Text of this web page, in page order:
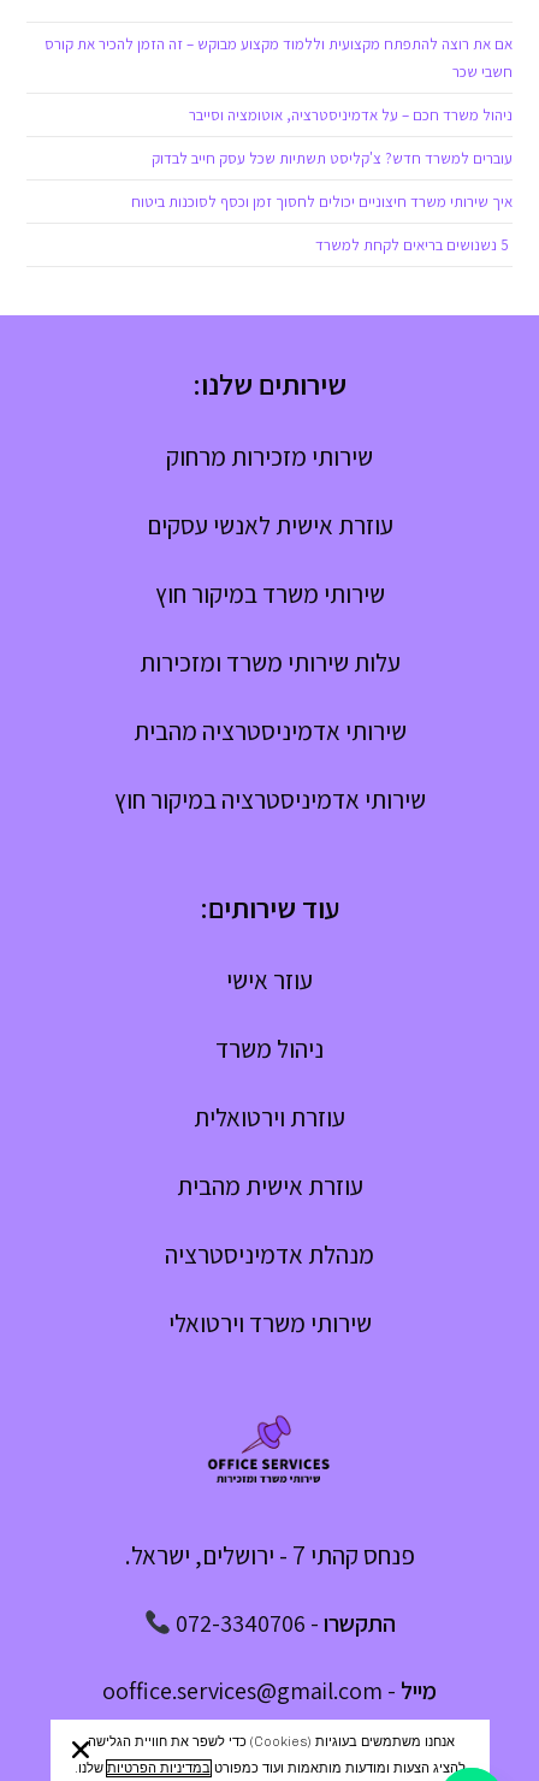
אם את רוצה להתפתח מקצועית וללמוד מקצוע מבוקש – זה הזמן להכיר את קורס
חשבי שכר
ניהול משרד חכם – על אדמיניסטרציה, אוטומציה וסייבר
עוברים למשרד חדש? צ'קליסט תשתיות שכל עסק חייב לבדוק
איך שירותי משרד חיצוניים יכולים לחסוך זמן וכסף לסוכנות ביטוח
שירותים שלנו:
שירותי מזכירות מרחוק
עוזרת אישית לאנשי עסקים
שירותי משרד במיקור חוץ
עלות שירותי משרד ומזכירות
שירותי אדמיניסטרציה מהבית
שירותי אדמיניסטרציה במיקור חוץ
עוד שירותים:
עוזר אישי
ניהול משרד
עוזרת וירטואלית
עוזרת אישית מהבית
מנהלת אדמיניסטרציה
שירותי משרד וירטואלי
פנחס קהתי 7 - ירושלים, ישראל.
התקשרו-
072-3340706
מייל -
ooffice.services@gmail.com
מדיניות פרטיות|הצהרת נגישות |אודות|יצירת קשר
אנחנו משתמשים בעוגיות (cookies) כדי לשפר את חוויית הגלישה,
להציג הצעות ומודעות מותאמות ועוד כמפורטבמדיניות הפרטיות שלנו.